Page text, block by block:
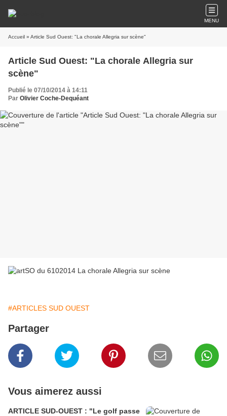
MENU
Accueil » Article Sud Ouest: "La chorale Allegria sur scène"
Article Sud Ouest: "La chorale Allegria sur
scène"
Publié le 07/10/2014 à 14:11
Par Olivier Coche-Dequéant
#ARTICLES SUD OUEST
Partager
Vous aimerez aussi
ARTICLE SUD-OUEST : "Le golf passe